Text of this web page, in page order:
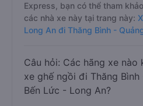
Express, bạn có thể tham
các nhà xe này tại trang này:
Long An đi Thăng Bình -
Câu hỏi: Các hãng xe nào
xe ghế ngồi đi Thăng
Bến Lức - Long An?